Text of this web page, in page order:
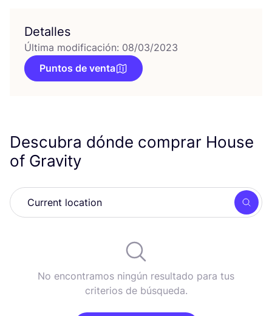
Detalles
Última modificación: 08/03/2023
Puntos de venta
Descubra dónde comprar House
of Gravity
No encontramos ningún resultado para tus
criterios de búsqueda.